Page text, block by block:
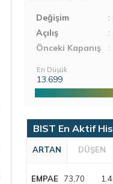
Değişim :
Açılış
:
Önceki Kapanış
:
En Düşük
13.699
BIST En Aktif
ARTAN DÜŞEN
EMPAE 73,70